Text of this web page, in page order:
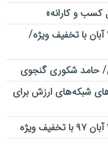
کسب و کارانه»
کنفرانس بین المللی کیفیت در دبی در تاریخ۲۳و۲۴ آبان با تخفیف ویژه/
حامد شکوری گنجوی
شبکه‌های ارزش برای